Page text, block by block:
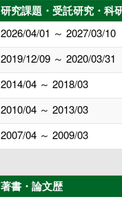
研究課題・受託研究・科
2026/04/01 ～ 2027/03/10
2019/12/09 ～ 2020/03/31
2014/04 ～ 2018/03
2010/04 ～ 2013/03
2007/04 ～ 2009/03
著書・論文歴